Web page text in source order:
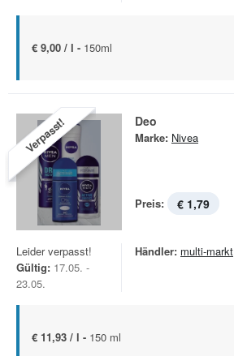
€ 9,00 / l - 150ml
Verpasst! Deo
Marke: Nivea
Preis: € 1,79
Leider verpasst!
Gültig: 17.05. -
23.05.
Händler: multi-markt
€ 11,93 / l - 150 ml